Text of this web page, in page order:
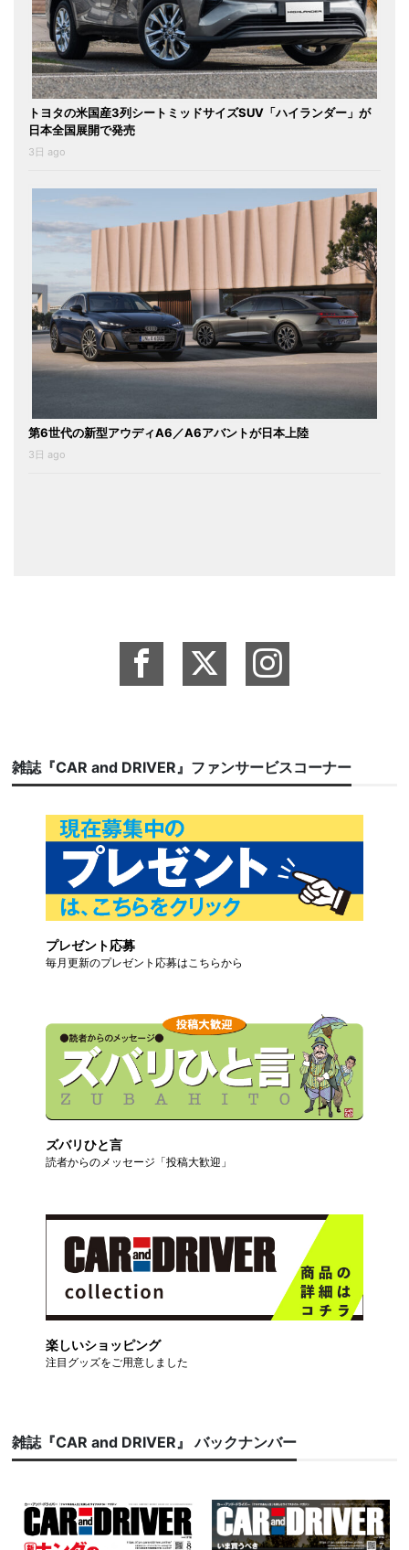
トヨタの米国産3列シートミッドサイズSUV「ハイランダー」が
日本全国展開で発売
3日 ago
第6世代の新型アウディA6／A6アバントが日本上陸
3日 ago
雑誌『CAR and DRIVER』ファンサービスコーナー
プレゼント応募
毎月更新のプレゼント応募はこちらから
ズバリひと言
読者からのメッセージ「投稿大歓迎」
楽しいショッピング
注目グッズをご用意しました
雑誌『CAR and DRIVER』 バックナンバー